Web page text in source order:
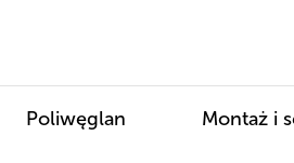
Poliwęglan Montaż i